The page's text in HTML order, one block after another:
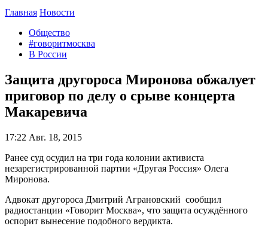
Главная Новости
Общество
#говоритмосква
В России
Защита другороса Миронова обжалует
приговор по делу о срыве концерта
Макаревича
17:22 Авг. 18, 2015
Ранее суд осудил на три года колонии активиста
незарегистрированной партии «Другая Россия» Олега
Миронова.
Адвокат другороса Дмитрий Аграновский сообщил
радиостанции «Говорит Москва», что защита осуждённого
оспорит вынесение подобного вердикта.